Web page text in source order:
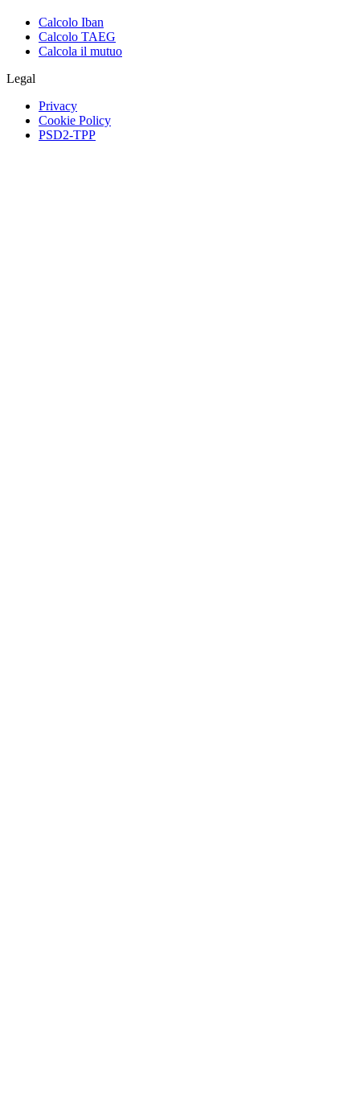
Calcolo Iban
Calcolo TAEG
Calcola il mutuo
Legal
Privacy
Cookie Policy
PSD2-TPP